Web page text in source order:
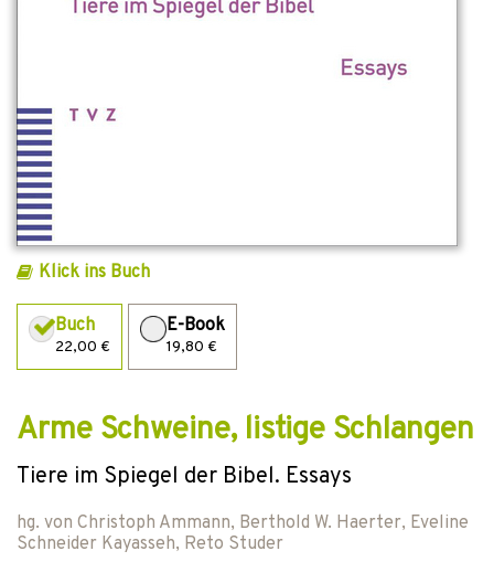
Klick ins Buch
Buch
22,00 €
E-Book
19,80 €
Arme Schweine, listige Schlangen
Tiere im Spiegel der Bibel. Essays
hg. von Christoph Ammann, Berthold W. Haerter, Eveline
Schneider Kayasseh, Reto Studer